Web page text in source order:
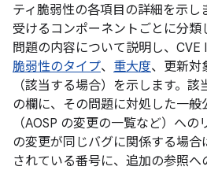
ティ脆弱性の各項目の詳細を示し
受けるコンポーネントごとに分類
問題の内容について説明し、CVE
脆弱性のタイプ、 重大度、更新対
（該当する場合）を示します。
の欄に、その問題に対処した一般
（AOSP の変更の一覧など）へ
の変更が同じバグに関係する場
されている番号に、追加の参照